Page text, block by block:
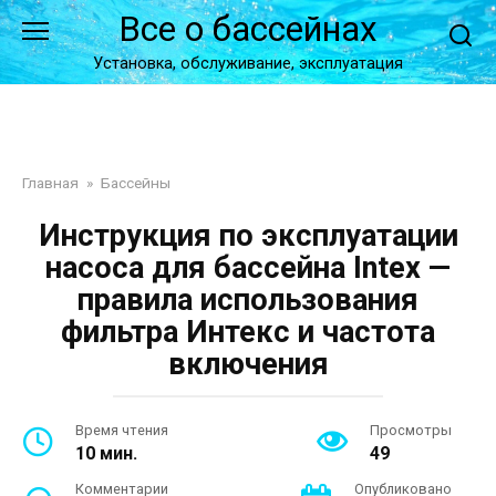
Перейти
к
контенту
Все о бассейнах
Установка, обслуживание, эксплуатация
Главная » Бассейны
Инструкция по эксплуатации
насоса для бассейна Intex —
правила использования
фильтра Интекс и частота
включения
Время чтения
10 мин.
Просмотры
49
Комментарии Опубликовано